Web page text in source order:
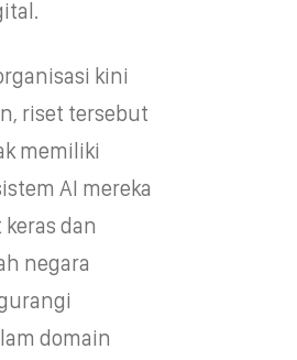
kini
riset tersebut
memiliki
AI mereka
dan
negara
domain